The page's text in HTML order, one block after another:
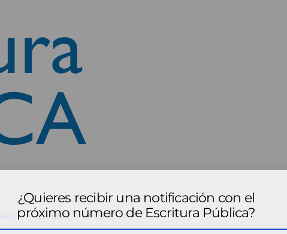
- Andalucía anda2
¿Quieres recibir una notificación con el
próximo número de Escritura Pública?